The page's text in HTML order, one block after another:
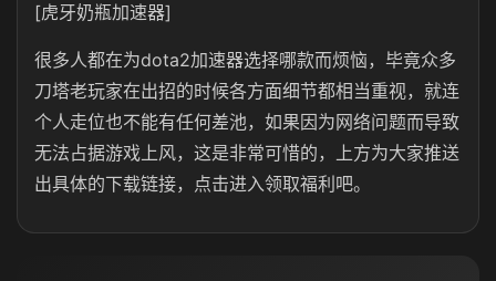
[虎牙奶瓶加速器]
很多人都在为dota2加速器选择哪款而烦恼，毕竟众多
刀塔老玩家在出招的时候各方面细节都相当重视，就连
个人走位也不能有任何差池，如果因为网络问题而导致
无法占据游戏上风，这是非常可惜的，上方为大家推送
出具体的下载链接，点击进入领取福利吧。